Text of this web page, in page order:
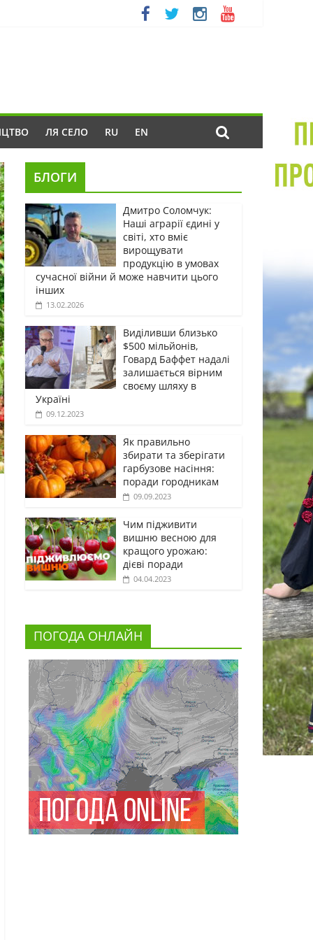
ЛЯ СЕЛО RU EN
БЛОГИ
Дмитро Соломчук:
Наші аграрії єдині у
світі, хто вміє
вирощувати
продукцію в умовах
сучасної війни й може навчити цього
інших
13.02.2026
Виділивши близько
$500 мільйонів,
Говард Баффет надалі
залишається вірним
своєму шляху в
Україні
09.12.2023
Як правильно
збирати та зберігати
гарбузове насіння:
поради городникам
09.09.2023
Чим підживити
вишню весною для
кращого урожаю:
дієві поради
04.04.2023
ПОГОДА ОНЛАЙН